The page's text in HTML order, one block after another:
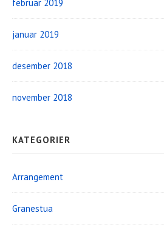
februar 2019
januar 2019
desember 2018
november 2018
KATEGORIER
Arrangement
Granestua